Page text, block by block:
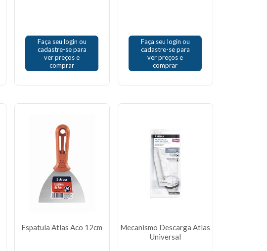
Faça seu login ou
cadastre-se para
ver preços e
comprar
Faça seu login ou
cadastre-se para
ver preços e
comprar
Espatula Atlas Aco 12cm
Mecanismo Descarga Atlas
Universal